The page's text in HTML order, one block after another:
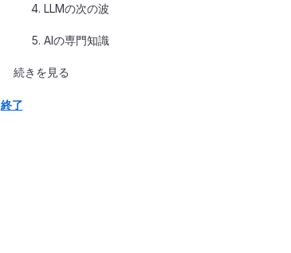
4. LLMの次の波
5. AIの専門知識
続きを見る
終了